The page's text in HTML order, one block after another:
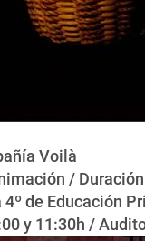
Voilà
/
4º de Educación
y 11:30h /